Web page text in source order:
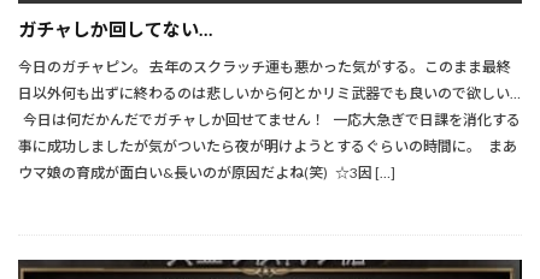
ガチャしか回してない…
今日のガチャピン。 去年のスクラッチ運も悪かった気がする。このまま最終
日以外何も出ずに終わるのは悲しいから何とかリミ武器でも良いので欲しい…
今日は何だかんだでガチャしか回せてません！ 一応大急ぎで日課を消化する
事に成功しましたが気がついたら夜が明けようとするぐらいの時間に。 まあ
ウマ娘の育成が面白い&長いのが原因だよね(笑) ☆3因 […]